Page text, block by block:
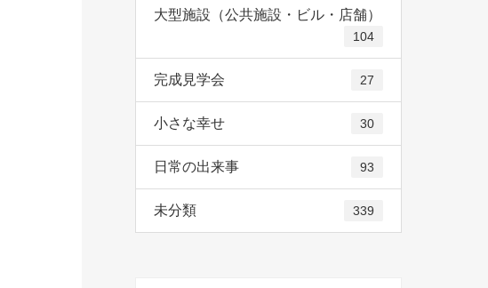
大型施設（公共施設・ビル・店舗）
104
完成見学会 27
小さな幸せ 30
日常の出来事 93
未分類 339